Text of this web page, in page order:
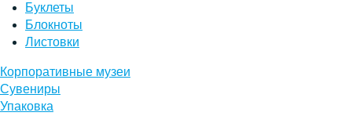
Буклеты
Блокноты
Листовки
Корпоративные музеи
Сувениры
Упаковка